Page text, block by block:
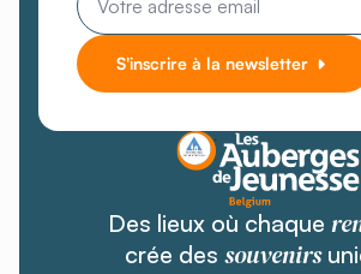
S'inscrire à la newsletter
Des lieux où chaque
crée dessouvenirs